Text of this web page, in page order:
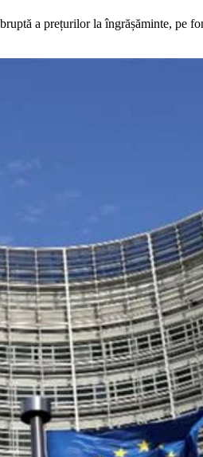
a prețurilor la îngrășăminte,